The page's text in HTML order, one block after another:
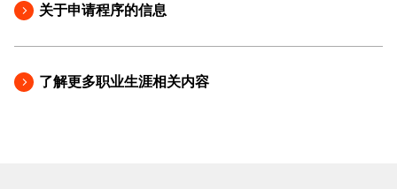
关于申请程序的信息
了解更多职业生涯相关内容